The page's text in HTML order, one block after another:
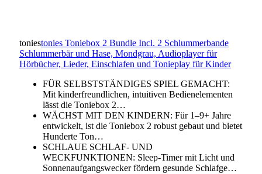
toniestonies Toniebox 2 Bundle Incl. 2 Schlummerbande
Schlummerbär und Hase, Mondgrau, Audioplayer für
Hörbücher, Lieder, Einschlafen und Tonieplay für Kinder
FÜR SELBSTSTÄNDIGES SPIEL GEMACHT:
Mit kinderfreundlichen, intuitiven Bedienelementen
lässt die Toniebox 2…
WÄCHST MIT DEN KINDERN: Für 1–9+ Jahre
entwickelt, ist die Toniebox 2 robust gebaut und bietet
Hunderte Ton…
SCHLAUE SCHLAF- UND
WECKFUNKTIONEN: Sleep-Timer mit Licht und
Sonnenaufgangswecker fördern gesunde Schlafge…